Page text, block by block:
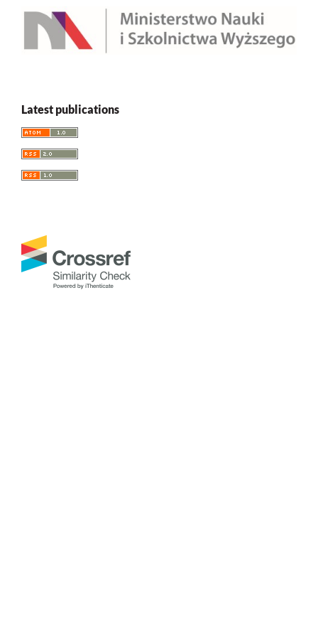
Latest publications